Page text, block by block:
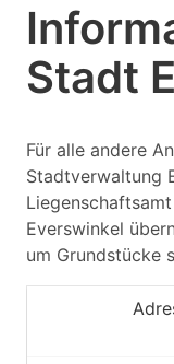
Stadt
Für alle andere
Stadtverwaltung
Everswinkel
um Grundstücke